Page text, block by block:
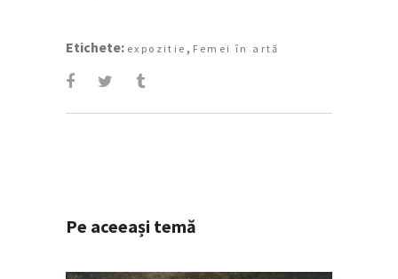
Etichete: expozitie , Femei în artă
Pe aceeași temă